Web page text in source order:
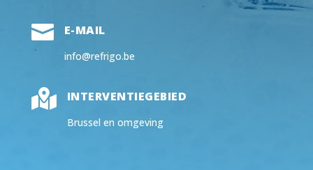
 E-MAIL
info@refrigo.be
 INTERVENTIEGEBIED
Brussel en omgeving